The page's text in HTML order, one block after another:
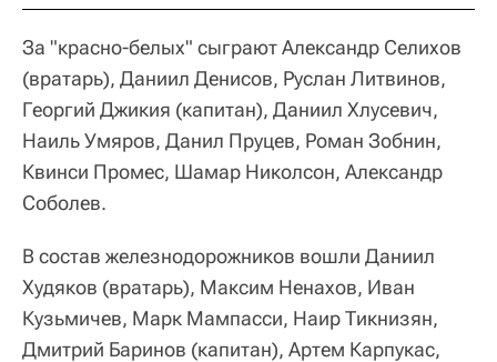
За "красно-белых" сыграют Александр Селихов
(вратарь), Даниил Денисов, Руслан Литвинов,
Георгий Джикия (капитан), Даниил Хлусевич,
Наиль Умяров, Данил Пруцев, Роман Зобнин,
Квинси Промес, Шамар Николсон, Александр
Соболев.
В состав железнодорожников вошли Даниил
Худяков (вратарь), Максим Ненахов, Иван
Кузьмичев, Марк Мампасси, Наир Тикнизян,
Дмитрий Баринов (капитан), Артем Карпукас,